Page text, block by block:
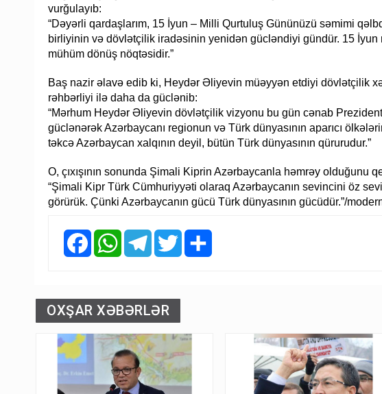
vurğulayıb:
“Dəyərli qardaşlarım, 15 İyun – Milli Qurtuluş Gününüzü səmimi
birliyinin və dövlətçilik iradəsinin yenidən gücləndiyi gündür. 15 İyun
mühüm dönüş nöqtəsidir.”
Baş nazir əlavə edib ki, Heydər Əliyevin müəyyən etdiyi dövlətçilik
rəhbərliyi ilə daha da güclənib:
“Mərhum Heydər Əliyevin dövlətçilik vizyonu bu gün cənab
güclənərək Azərbaycanı regionun və Türk dünyasının aparıcı
təkcə Azərbaycan xalqının deyil, bütün Türk dünyasının qürurudur.”
O, çıxışının sonunda Şimali Kiprin Azərbaycanla həmrəy olduğunu
“Şimali Kipr Türk Cümhuriyyəti olaraq Azərbaycanın sevincini öz
görürük. Çünki Azərbaycanın gücü Türk dünyasının gücüdür.”/
FacebookWhatsAppTelegramTwitter
OXŞAR XƏBƏRLƏR